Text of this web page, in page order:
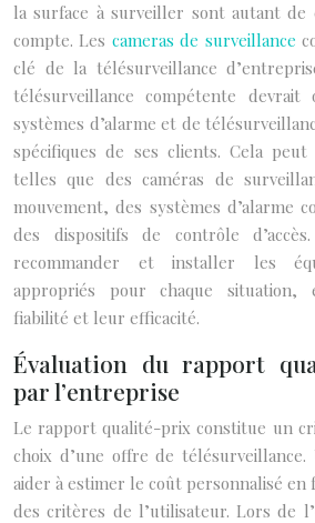
la surface à surveiller sont autant
compte. Les cameras de surveillance
clé de la télésurveillance
télésurveillance compétente
systèmes d’alarme et de
spécifiques de ses clients. Cela
telles que des caméras de
mouvement, des systèmes d’alarme
des dispositifs de contrôle
recommander et installer les
appropriés pour chaque situation,
fiabilité et leur efficacité.
Évaluation du rapport
par l’entreprise
Le rapport qualité-prix constitue un
choix d’une offre de
aider à estimer le coût personnalisé en
des critères de l’utilisateur. Lors de